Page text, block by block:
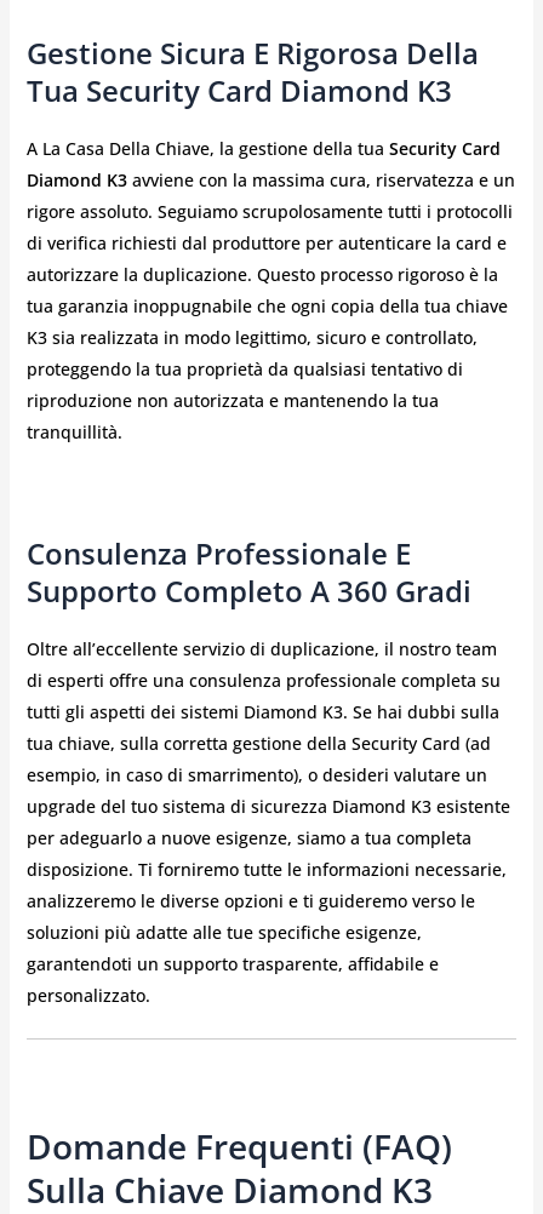
Gestione Sicura E Rigorosa Della
Tua Security Card Diamond K3
A La Casa Della Chiave, la gestione della tua Security Card
Diamond K3avviene con la massima cura, riservatezza e un
rigore assoluto. Seguiamo scrupolosamente tutti i protocolli
di verifica richiesti dal produttore per autenticare la card e
autorizzare la duplicazione. Questo processo rigoroso è la
tua garanzia inoppugnabile che ogni copia della tua chiave
K3 sia realizzata in modo legittimo, sicuro e controllato,
proteggendo la tua proprietà da qualsiasi tentativo di
riproduzione non autorizzata e mantenendo la tua
tranquillità.
Consulenza Professionale E
Supporto Completo A 360 Gradi
Oltre all’eccellente servizio di duplicazione, il nostro team
di esperti offre una consulenza professionale completa su
tutti gli aspetti dei sistemi Diamond K3. Se hai dubbi sulla
tua chiave, sulla corretta gestione della Security Card (ad
esempio, in caso di smarrimento), o desideri valutare un
upgrade del tuo sistema di sicurezza Diamond K3 esistente
per adeguarlo a nuove esigenze, siamo a tua completa
disposizione. Ti forniremo tutte le informazioni necessarie,
analizzeremo le diverse opzioni e ti guideremo verso le
soluzioni più adatte alle tue specifiche esigenze,
garantendoti un supporto trasparente, affidabile e
personalizzato.
Domande Frequenti (FAQ)
Sulla Chiave Diamond K3